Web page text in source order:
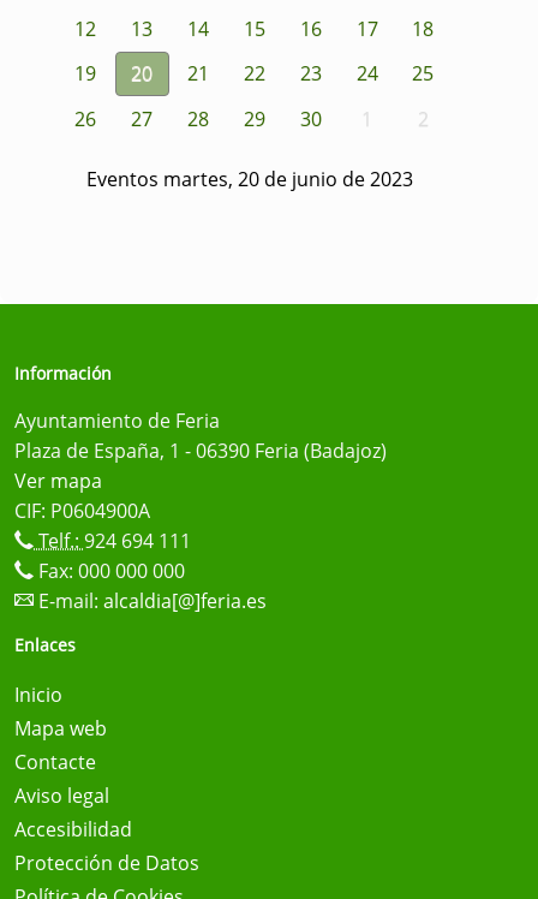
12
13 14 15 16 17
18
19
20 21 22 23 24
25
26
27 28 29 30 1 2
Eventos martes, 20 de junio de 2023
Información
Ayuntamiento de Feria
Plaza de España, 1 - 06390 Feria (Badajoz)
Ver mapa
CIF: P0604900A
Telf.: 924 694 111
Fax: 000 000 000
E-mail: alcaldia[@]feria.es
Enlaces
Inicio
Mapa web
Contacte
Aviso legal
Accesibilidad
Protección de Datos